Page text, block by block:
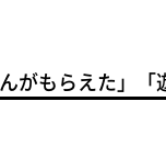
んがもらえた」